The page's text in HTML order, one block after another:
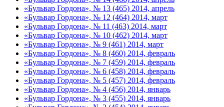
«Бульвар Гордона», № 13 (465) 2014, апрель
«Бульвар Гордона», № 12 (464) 2014, март
«Бульвар Гордона», № 11 (463) 2014, март
«Бульвар Гордона», № 10 (462) 2014, март
«Бульвар Гордона», № 9 (461) 2014, март
«Бульвар Гордона», № 8 (460) 2014, февраль
«Бульвар Гордона», № 7 (459) 2014, февраль
«Бульвар Гордона», № 6 (458) 2014, февраль
«Бульвар Гордона», № 5 (457) 2014, февраль
«Бульвар Гордона», № 4 (456) 2014, январь
«Бульвар Гордона», № 3 (455) 2014, январь